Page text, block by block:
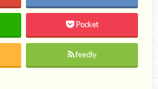
Pocket
feedly